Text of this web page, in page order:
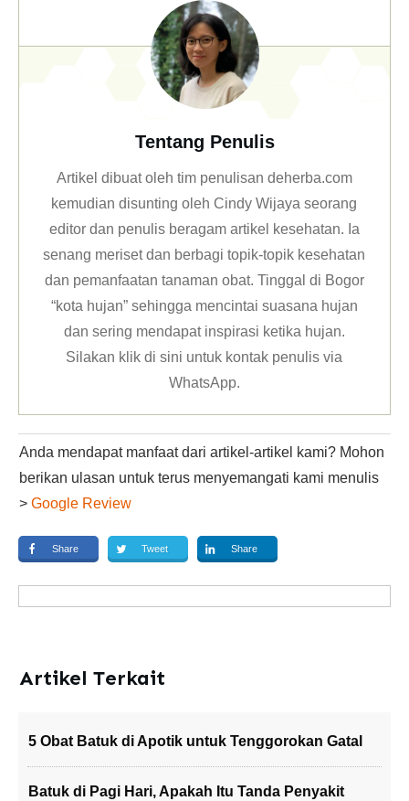
Tentang Penulis
Artikel dibuat oleh tim penulisan deherba.com
kemudian disunting oleh Cindy Wijaya seorang
editor dan penulis beragam artikel kesehatan. Ia
senang meriset dan berbagi topik-topik kesehatan
dan pemanfaatan tanaman obat. Tinggal di Bogor
“kota hujan” sehingga mencintai suasana hujan
dan sering mendapat inspirasi ketika hujan.
Silakan klikdi sini untuk kontak penulis via
WhatsApp.
Anda mendapat manfaat dari artikel-artikel kami? Mohon
berikan ulasan untuk terus menyemangati kami menulis
> Google Review
Share Tweet Share
Artikel Terkait
5 Obat Batuk di Apotik untuk Tenggorokan Gatal
Batuk di Pagi Hari, Apakah Itu Tanda Penyakit